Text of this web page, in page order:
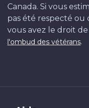
Canada. Si vous
pas été respecté ou
vous avez le droit de
l'ombud des vétérans.